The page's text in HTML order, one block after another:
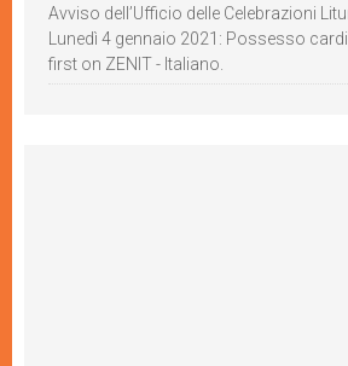
Avviso dell’Ufficio delle Celebrazioni
Lunedì 4 gennaio 2021: Possesso
first on ZENIT - Italiano.